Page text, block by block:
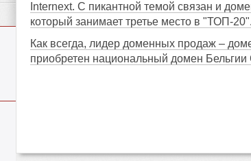
Internext. С пикантной темой связан и
который занимает третье место в "ТОП-20".
Как всегда, лидер доменных продаж –
приобретен национальный домен Бельгии